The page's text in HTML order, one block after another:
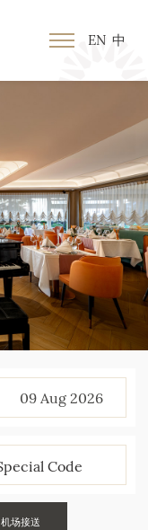
EN 中
09 Aug 2026
机场接送